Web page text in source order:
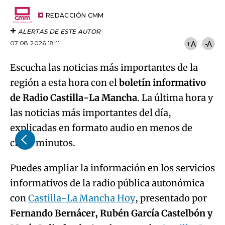
REDACCIÓN CMM
ALERTAS DE ESTE AUTOR
07.08.2026 18:11
+A -A
Escucha las noticias más importantes de la
región a esta hora con elboletín informativo
de Radio Castilla-La Mancha. La última hora y
las noticias más importantes del día,
explicadas en formato audio en menos de
cinco minutos.
Puedes ampliar la información en los servicios
informativos de la radio pública autonómica
conCastilla-La Mancha Hoy, presentado por
Fernando Bernácer, Rubén García Castelbón y